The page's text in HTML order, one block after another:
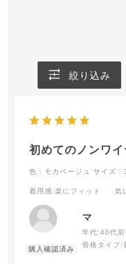
絞り込み
初めてのノンワイ
色：モカベージュ サイズ：
着用感:楽にフィット 気
マ
年代:40代前
骨格タイプ: